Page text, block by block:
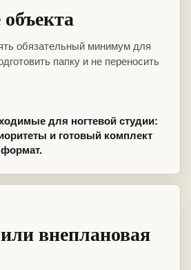
обязательный минимум для
папку и не переносить
для ногтевой студии:
и готовый комплект
внеплановая